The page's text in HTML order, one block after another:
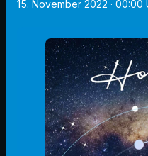
15. November 2022 · 00:00